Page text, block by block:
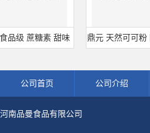
蔗糖素 甜味 鼎元 天然可可粉 固体
公司首页 公司介绍
河南品曼食品有限公司